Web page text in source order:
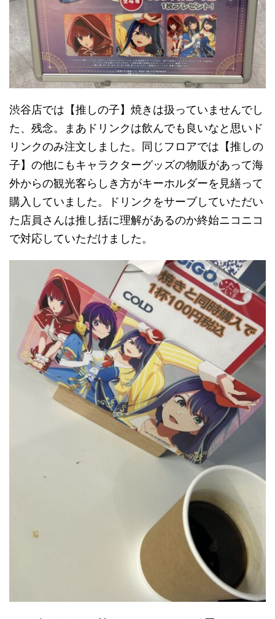
渋谷店では【推しの子】焼きは扱っていませんでし
た、残念。まあドリンクは飲んでも良いなと思いド
リンクのみ注文しました。同じフロアでは【推しの
子】の他にもキャラクターグッズの物販があって海
外からの観光客らしき方がキーホルダーを見繕って
購入していました。ドリンクをサーブしていただい
た店員さんは推し括に理解があるのか終始ニコニコ
で対応していただけました。